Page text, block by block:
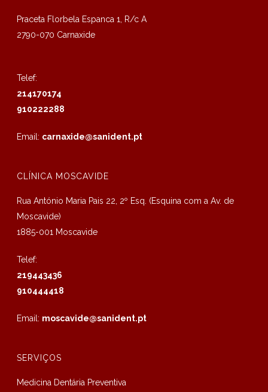
Praceta Florbela Espanca 1, R/c A
2790-070 Carnaxide
Telef:
214170174
910222288
Email: carnaxide@sanident.pt
CLÍNICA MOSCAVIDE
Rua António Maria Pais 22, 2º Esq. (Esquina com a Av. de
Moscavide)
1885-001 Moscavide
Telef:
219443436
910444418
Email: moscavide@sanident.pt
SERVIÇOS
Medicina Dentária Preventiva